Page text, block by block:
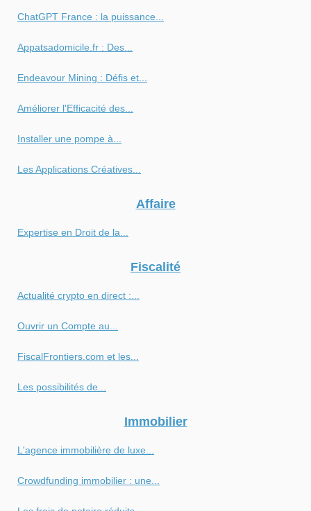
ChatGPT France : la puissance...
Appatsadomicile.fr : Des...
Endeavour Mining : Défis et...
Améliorer l'Efficacité des...
Installer une pompe à...
Les Applications Créatives...
Affaire
Expertise en Droit de la...
Fiscalité
Actualité crypto en direct :...
Ouvrir un Compte au...
FiscalFrontiers.com et les...
Les possibilités de...
Immobilier
L'agence immobilière de luxe...
Crowdfunding immobilier : une...